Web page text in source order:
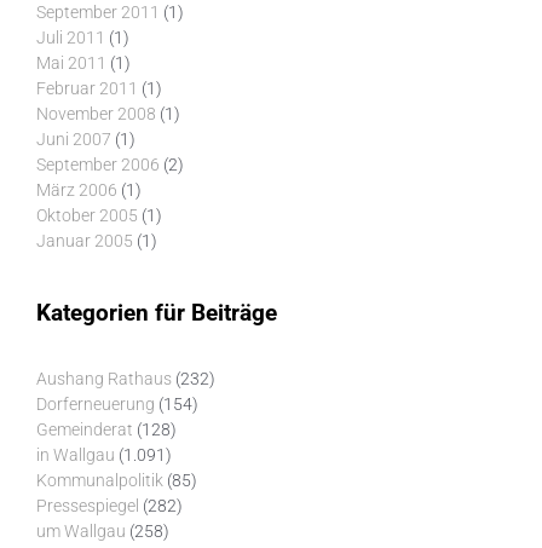
September 2011 (1)
Juli 2011 (1)
Mai 2011 (1)
Februar 2011 (1)
November 2008 (1)
Juni 2007 (1)
September 2006 (2)
März 2006 (1)
Oktober 2005 (1)
Januar 2005 (1)
Kategorien für Beiträge
Aushang Rathaus (232)
Dorferneuerung (154)
Gemeinderat (128)
in Wallgau (1.091)
Kommunalpolitik (85)
Pressespiegel (282)
um Wallgau (258)